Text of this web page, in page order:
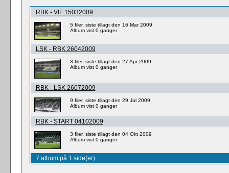
RBK - VIF 15032009
5 filer, siste tillagt den 16 Mar 2009
Album vist 0 ganger
LSK - RBK 26042009
3 filer, siste tillagt den 27 Apr 2009
Album vist 0 ganger
RBK - LSK 26072009
9 filer, siste tillagt den 29 Jul 2009
Album vist 0 ganger
RBK - START 04102009
3 filer, siste tillagt den 04 Okt 2009
Album vist 0 ganger
7 album på 1 side(er)